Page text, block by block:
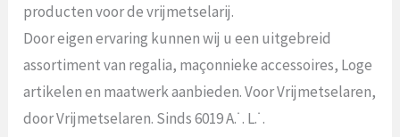
producten voor de vrijmetselarij.
Door eigen ervaring kunnen wij u een uitgebreid
assortiment van regalia, maçonnieke accessoires, Loge
artikelen en maatwerk aanbieden. Voor Vrijmetselaren,
door Vrijmetselaren. Sinds 6019 A.˙. L.˙.